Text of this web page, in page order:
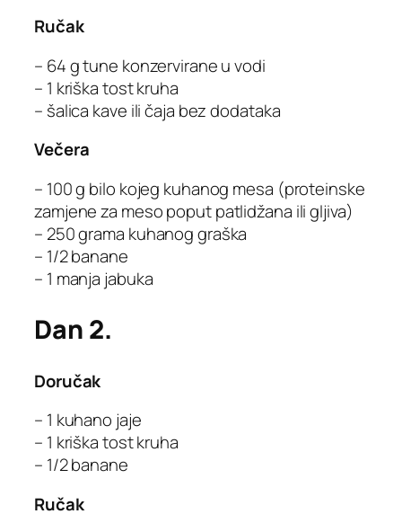
Ručak
– 64 g tune konzervirane u vodi
– 1 kriška tost kruha
– šalica kave ili čaja bez dodataka
Večera
– 100 g bilo kojeg kuhanog mesa (proteinske
zamjene za meso poput patlidžana ili gljiva)
– 250 grama kuhanog graška
– 1/2 banane
– 1 manja jabuka
Dan 2.
Doručak
– 1 kuhano jaje
– 1 kriška tost kruha
– 1/2 banane
Ručak